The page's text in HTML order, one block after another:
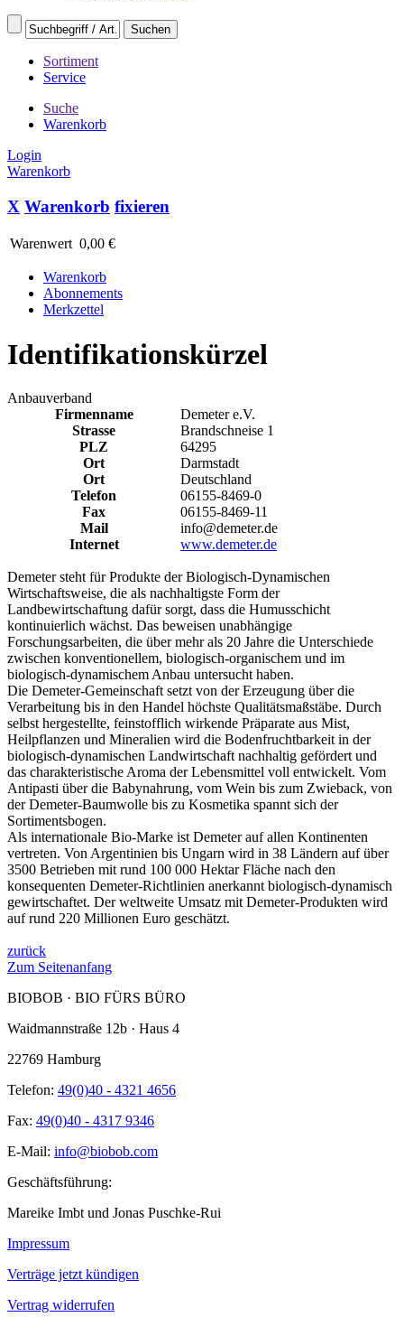
Sortiment
Service
Suche
Warenkorb
Login
Warenkorb
X Warenkorb fixieren
Warenwert 0,00 €
Warenkorb
Abonnements
Merkzettel
Identifikationskürzel
Anbauverband
Firmenname
Demeter e.V.
Strasse
Brandschneise 1
PLZ
64295
Ort
Darmstadt
Ort
Deutschland
Telefon
06155-8469-0
Fax
06155-8469-11
Mail
info@demeter.de
Internet
www.demeter.de
Demeter steht für Produkte der Biologisch-Dynamischen
Wirtschaftsweise, die als nachhaltigste Form der
Landbewirtschaftung dafür sorgt, dass die Humusschicht
kontinuierlich wächst. Das beweisen unabhängige
Forschungsarbeiten, die über mehr als 20 Jahre die Unterschiede
zwischen konventionellem, biologisch-organischem und im
biologisch-dynamischem Anbau untersucht haben.
Die Demeter-Gemeinschaft setzt von der Erzeugung über die
Verarbeitung bis in den Handel höchste Qualitätsmaßstäbe. Durch
selbst hergestellte, feinstofflich wirkende Präparate aus Mist,
Heilpflanzen und Mineralien wird die Bodenfruchtbarkeit in der
biologisch-dynamischen Landwirtschaft nachhaltig gefördert und
das charakteristische Aroma der Lebensmittel voll entwickelt. Vom
Antipasti über die Babynahrung, vom Wein bis zum Zwieback, von
der Demeter-Baumwolle bis zu Kosmetika spannt sich der
Sortimentsbogen.
Als internationale Bio-Marke ist Demeter auf allen Kontinenten
vertreten. Von Argentinien bis Ungarn wird in 38 Ländern auf über
3500 Betrieben mit rund 100 000 Hektar Fläche nach den
konsequenten Demeter-Richtlinien anerkannt biologisch-dynamisch
gewirtschaftet. Der weltweite Umsatz mit Demeter-Produkten wird
auf rund 220 Millionen Euro geschätzt.
zurück
Zum Seitenanfang
BIOBOB · BIO FÜRS BÜRO
Waidmannstraße 12b · Haus 4
22769 Hamburg
Telefon: 49(0)40 - 4321 4656
Fax: 49(0)40 - 4317 9346
E-Mail: info@biobob.com
Geschäftsführung:
Mareike Imbt und Jonas Puschke-Rui
Impressum
Verträge jetzt kündigen
Vertrag widerrufen